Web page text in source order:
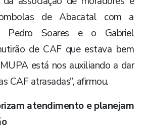
de Abacatal com a
Pedro Soares e o Gabriel
de CAF que estava bem
está nos auxiliando a dar
CAF atrasadas”, afirmou.
atendimento e planejam